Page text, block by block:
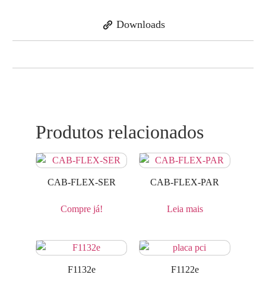
Downloads
Produtos relacionados
CAB-FLEX-SER
Compre já!
CAB-FLEX-PAR
Leia mais
F1132e F1122e